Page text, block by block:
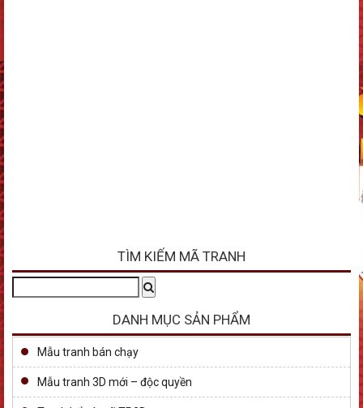
TÌM KIẾM MÃ TRANH
DANH MỤC SẢN PHẨM
Mẫu tranh bán chạy
Mẫu tranh 3D mới – độc quyền